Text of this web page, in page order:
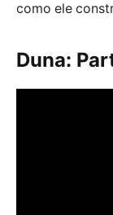
como ele
Duna: